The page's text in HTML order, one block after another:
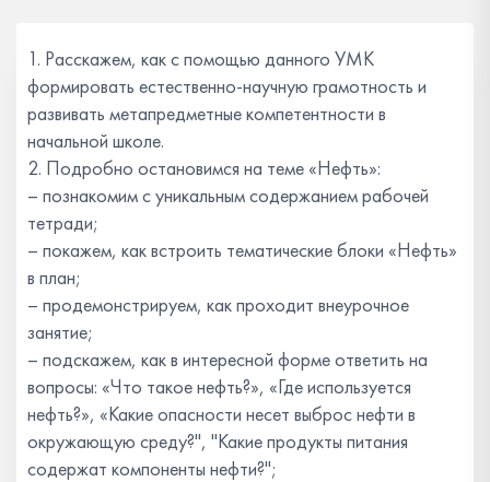
1. Расскажем, как с помощью данного УМК
формировать естественно-научную грамотность и
развивать метапредметные компетентности в
начальной школе.
2. Подробно остановимся на теме «Нефть»:
– познакомим с уникальным содержанием рабочей
тетради;
– покажем, как встроить тематические блоки «Нефть»
в план;
– продемонстрируем, как проходит внеурочное
занятие;
– подскажем, как в интересной форме ответить на
вопросы: «Что такое нефть?», «Где используется
нефть?», «Какие опасности несет выброс нефти в
окружающую среду?", "Какие продукты питания
содержат компоненты нефти?";